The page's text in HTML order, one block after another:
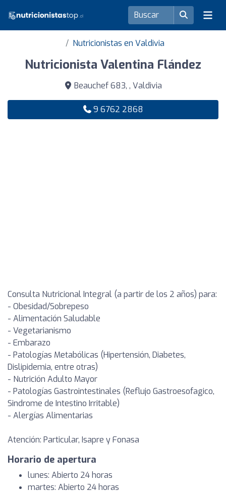
Nutricionistas en Valdivia
Nutricionista Valentina Flández
Beauchef 683, , Valdivia
9 6762 2868
Consulta Nutricional Integral (a partir de los 2 años) para:
- Obesidad/Sobrepeso
- Alimentación Saludable
- Vegetarianismo
- Embarazo
- Patologías Metabólicas (Hipertensión, Diabetes,
Dislipidemia, entre otras)
- Nutrición Adulto Mayor
- Patologías Gastrointestinales (Reflujo Gastroesofagico,
Sindrome de Intestino Irritable)
- Alergías Alimentarias
Atención: Particular, Isapre y Fonasa
Horario de apertura
lunes: Abierto 24 horas
martes: Abierto 24 horas